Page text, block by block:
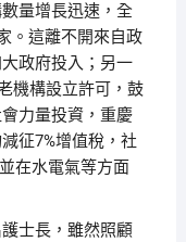
量增長迅速，全
。這離不開來自政
政府投入；另一
機構設立許可，鼓
力量投資，重慶
征7%增值稅，社
在水電氣等方面
士長，雖然照顧